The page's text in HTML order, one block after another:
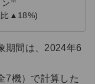
比▲18%)
期間は、2024年6
7機）で計算した